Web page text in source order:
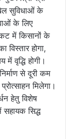
सुविधाओं के
के लिए
में किसानों के
विस्तार होगा,
वृद्धि होगी।
से दूरी कम
मिलेगा।
हेतु विशेष
सिद्ध